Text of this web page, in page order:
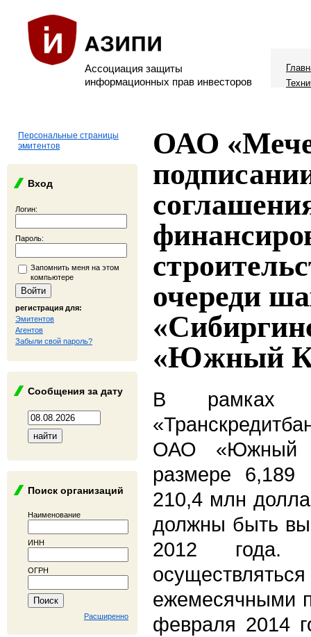
Ассоциация защиты
информационных прав инвесторов
Персональные страницы
эмитентов
Вход
Логин:
Пароль:
Запомнить меня на этом
компьютере
регистрация для:
Эмитентов
Агентов
Забыли свой пароль?
Сообщения за дату
Поиск организаций
Наименование
ИНН
ОГРН
Расширенно
ОАО
очереди
«Южный
В рамках
ОАО «Южный
размере 6,189
210,4 млн
должны быть
2012 года.
ежемесячными
февраля 2014